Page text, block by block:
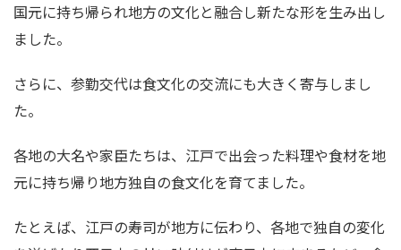
国元に持ち帰られ地方の文化と融合し新たな形を生み出し
ました。
さらに、参勤交代は食文化の交流にも大きく寄与しまし
た。
各地の大名や家臣たちは、江戸で出会った料理や食材を地
元に持ち帰り地方独自の食文化を育てました。
たとえば、江戸の寿司が地方に伝わり、各地で独自の変化